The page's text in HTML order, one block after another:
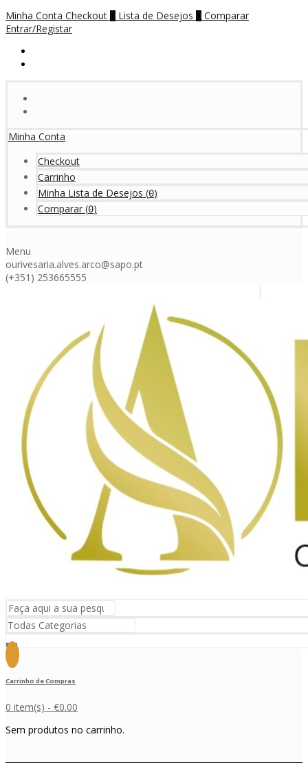
Minha Conta Checkout 0 Lista de Desejos 0 Comparar
Entrar/Registar
Minha Conta
Checkout
Carrinho
Minha Lista de Desejos (0)
Comparar (0)
Menu
ourivesaria.alves.arco@sapo.pt
(+351) 253665555
Carrinho de Compras
0 item(s) - €0.00
Sem produtos no carrinho.